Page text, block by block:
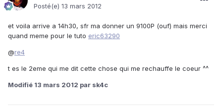
Posté(e) 13 mars 2012
et voila arrive a 14h30, sfr ma donner un 9100P (ouf) mais merci
quand meme pour le tuto eric63290
@re4
t es le 2eme qui me dit cette chose qui me rechauffe le coeur ^^
Modifié 13 mars 2012 par sk4c